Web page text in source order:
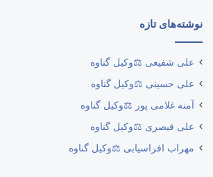
نوشته‌های تازه
علی شفیعی ⚖️وکیل گناوه
علی حسینی ⚖️وکیل گناوه
آمنه غلامی پور ⚖️وکیل گناوه
علی قیصری ⚖️وکیل گناوه
مهراب افراسیابی ⚖️وکیل گناوه